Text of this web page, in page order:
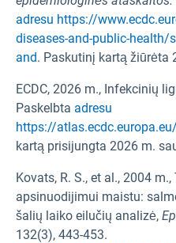
adresu https://
diseases-and-public-
and. Paskutinį kartą žiūrėta
ECDC, 2026 m., Infekcinių
Paskelbta adresu
https://
kartą prisijungta 2026 m.
Kovats, R. S., et al., 2004
apsinuodijimui maistu:
šalių laiko eilučių analizė,
132(3), 443-453.